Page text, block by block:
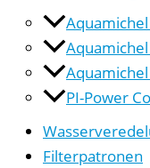
Aquamichel
Aquamichel
PI-Power
Filterpatronen